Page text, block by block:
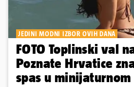
JEDINI MODNI IZBOR OVIH DANA
FOTO Toplinski val
Poznate Hrvatice
spas u